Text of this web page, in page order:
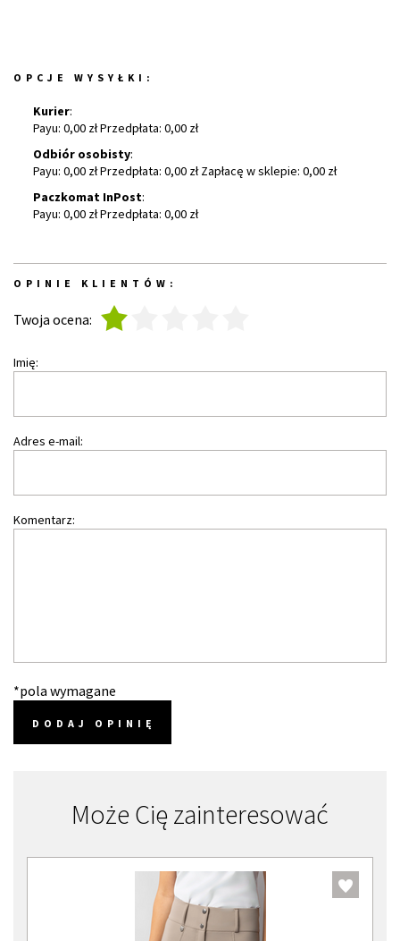
OPCJE WYSYŁKI:
Kurier:
Payu: 0,00 zł Przedpłata: 0,00 zł
Odbiór osobisty:
Payu: 0,00 zł Przedpłata: 0,00 zł Zapłacę w sklepie: 0,00 zł
Paczkomat InPost:
Payu: 0,00 zł Przedpłata: 0,00 zł
OPINIE KLIENTÓW:
Twoja ocena:
Imię:
Adres e-mail:
Komentarz:
*pola wymagane
DODAJ OPINIĘ
Może Cię zainteresować